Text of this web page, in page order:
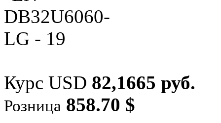
Курс USD 82,1665 руб.
Розница 858.70 $